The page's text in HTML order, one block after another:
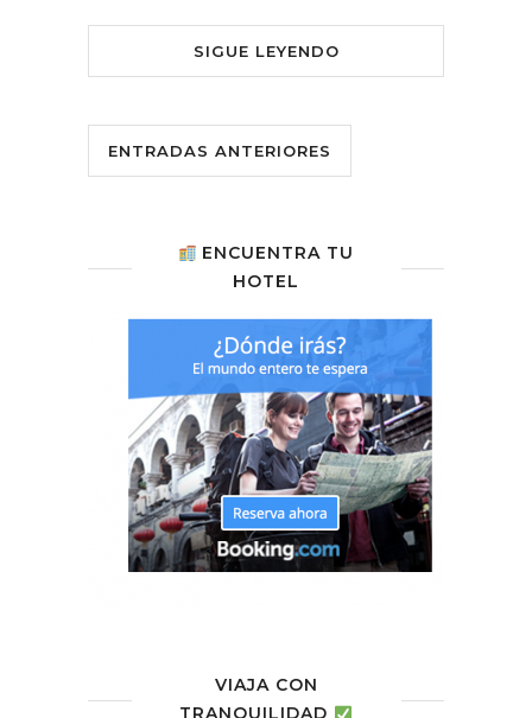
SIGUE LEYENDO
ENTRADAS ANTERIORES
ENCUENTRA TU
HOTEL
VIAJA CON